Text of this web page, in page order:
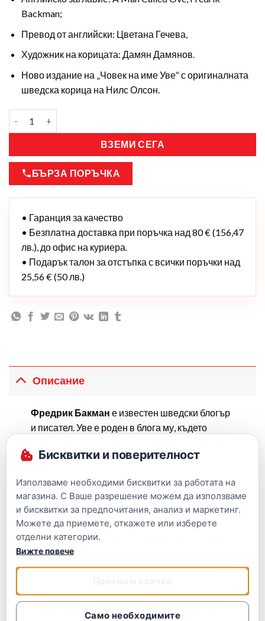
Backman;
Превод от английски: Цветана Гечева,
Художник на корицата: Дамян Дамянов.
Ново издание на „Човек на име Уве“ с оригиналната
шведска корица на Нилс Олсон.
ВЗЕМИ СЕГА
БЪРЗА ПОРЪЧКА
• Гаранция за качество
• Безплатна доставка при поръчка над 80 € (156,47
лв.), до офис на куриера.
• Подарък талон за отстъпка с всички поръчки над
25,56 € (50 лв.)
Описание
Фредрик Бакман е известен шведски блогър
и писател. Уве е роден в блога му, където
роман за героя си.
Така една от статиите е прочетена над 600 000
пъти, а романът само в Швеция е продаден в
над 400 000 копия.
Уве е на 59, заклет почитател на колите Сааб,
вечно недоволен и гневен, наричан е
изпълнения с горчивина кошмарен съсед.
Той е темерут – от хората, които сочат с пръст
онези, които не одобряват, и се отнасят към
Бисквитки и поверителност
Използваме необходими бисквитки за работата на
магазина. С Ваше разрешение можем да използваме
и бисквитки за предпочитания, анализ и маркетинг.
Можете да приемете, откажете или изберете
отделни категории.
Само необходимите
Вижте повече